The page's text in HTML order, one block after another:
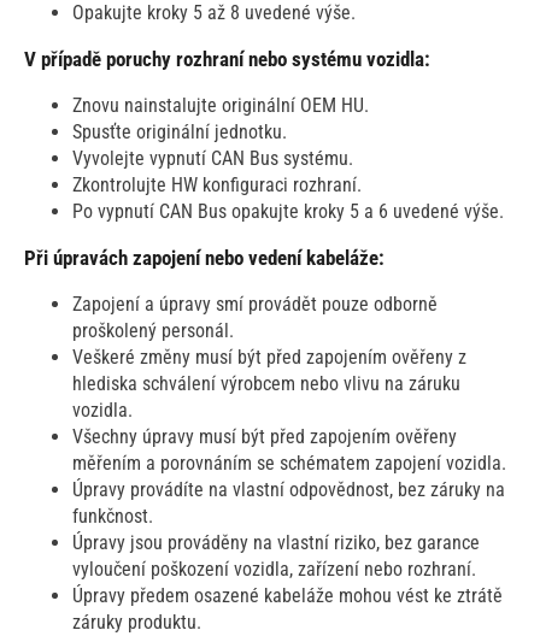
Opakujte kroky 5 až 8 uvedené výše.
V případě poruchy rozhraní nebo systému vozidla:
Znovu nainstalujte originální OEM HU.
Spusťte originální jednotku.
Vyvolejte vypnutí CAN Bus systému.
Zkontrolujte HW konfiguraci rozhraní.
Po vypnutí CAN Bus opakujte kroky 5 a 6 uvedené výše.
Při úpravách zapojení nebo vedení kabeláže:
Zapojení a úpravy smí provádět pouze odborně
proškolený personál.
Veškeré změny musí být před zapojením ověřeny z
hlediska schválení výrobcem nebo vlivu na záruku
vozidla.
Všechny úpravy musí být před zapojením ověřeny
měřením a porovnáním se schématem zapojení vozidla.
Úpravy provádíte na vlastní odpovědnost, bez záruky na
funkčnost.
Úpravy jsou prováděny na vlastní riziko, bez garance
vyloučení poškození vozidla, zařízení nebo rozhraní.
Úpravy předem osazené kabeláže mohou vést ke ztrátě
záruky produktu.